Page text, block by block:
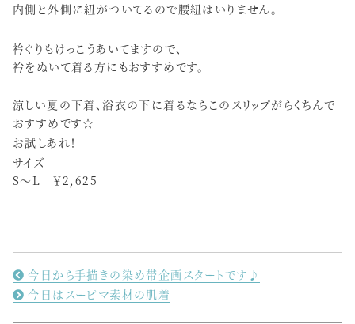
内側と外側に紐がついてるので腰紐はいりません。
衿ぐりもけっこうあいてますので、
衿をぬいて着る方にもおすすめです。
涼しい夏の下着、浴衣の下に着るならこのスリップがらくちんで
おすすめです☆
お試しあれ！
サイズ
S〜L ￥2,625
今日から手描きの染め帯企画スタートです♪
今日はスーピマ素材の肌着